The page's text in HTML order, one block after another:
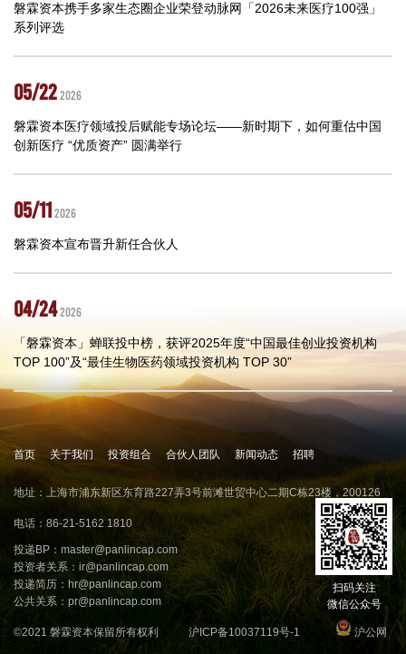
磐霖资本携手多家生态圈企业荣登动脉网「2026未来医疗100强」
系列评选
05/222026
磐霖资本医疗领域投后赋能专场论坛——新时期下，如何重估中国
创新医疗 “优质资产” 圆满举行
05/112026
磐霖资本宣布晋升新任合伙人
04/242026
「磐霖资本」蝉联投中榜，获评2025年度“中国最佳创业投资机构
TOP 100”及“最佳生物医药领域投资机构 TOP 30”
首页 关于我们 投资组合 合伙人团队 新闻动态 招聘
地址：上海市浦东新区东育路227弄3号前滩世贸中心二期C栋23楼，200126
电话：86-21-5162 1810
投递BP： master@panlincap.com
投资者关系： ir@panlincap.com
投递简历： hr@panlincap.com
公共关系： pr@panlincap.com
扫码关注
微信公众号
©2021 磐霖资本保留所有权利 沪ICP备10037119号-1 沪公网